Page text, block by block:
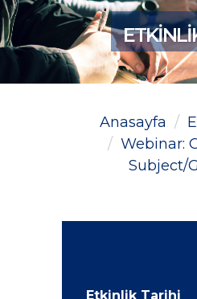
Anasayfa
Webinar:
Subject/
Etkinlik Tarihi